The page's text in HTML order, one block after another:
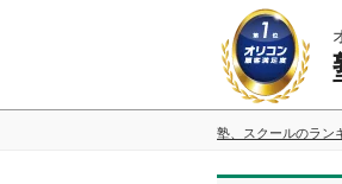
塾、スクールのラン